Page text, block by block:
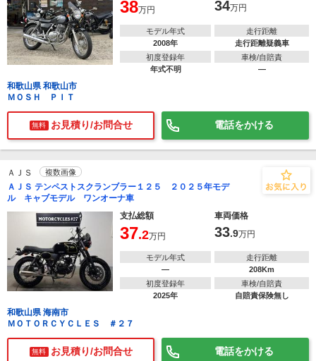
38万円 34万円
モデル年式
2008年
走行距離
走行距離疑義車
初度登録年
年式不明
車検/自賠責
―
和歌山県 和歌山市
ＭＯＳＨ ＰＩＴ
無料 お見積り/お問合せ 電話をかける
ＡＪＳ 複数画像
ＡＪＳ テンペストスクランブラー１２５ ２０２５年モデ
ル キャブモデル ワンオーナ車
支払総額
車両価格
37.2万円 33.9万円
モデル年式
―
走行距離
208Km
初度登録年
2025年
車検/自賠責
自賠責保険無し
和歌山県 海南市
ＭＯＴＯＲＣＹＣＬＥＳ ＃２７
無料 お見積り/お問合せ 電話をかける